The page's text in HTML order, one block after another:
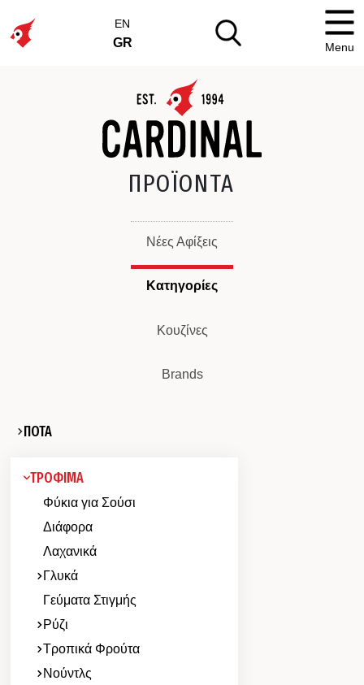
EN
GR Menu
ΠΡΟΪΟΝΤΑ
Νέες Αφίξεις
Κατηγορίες
Κουζίνες
Brands
ΠΟΤΑ
ΤΡΟΦΙΜΑ
Φύκια για Σούσι
Διάφορα
Λαχανικά
Γλυκά
Γεύματα Στιγμής
Ρύζι
Τροπικά Φρούτα
Νούντλς